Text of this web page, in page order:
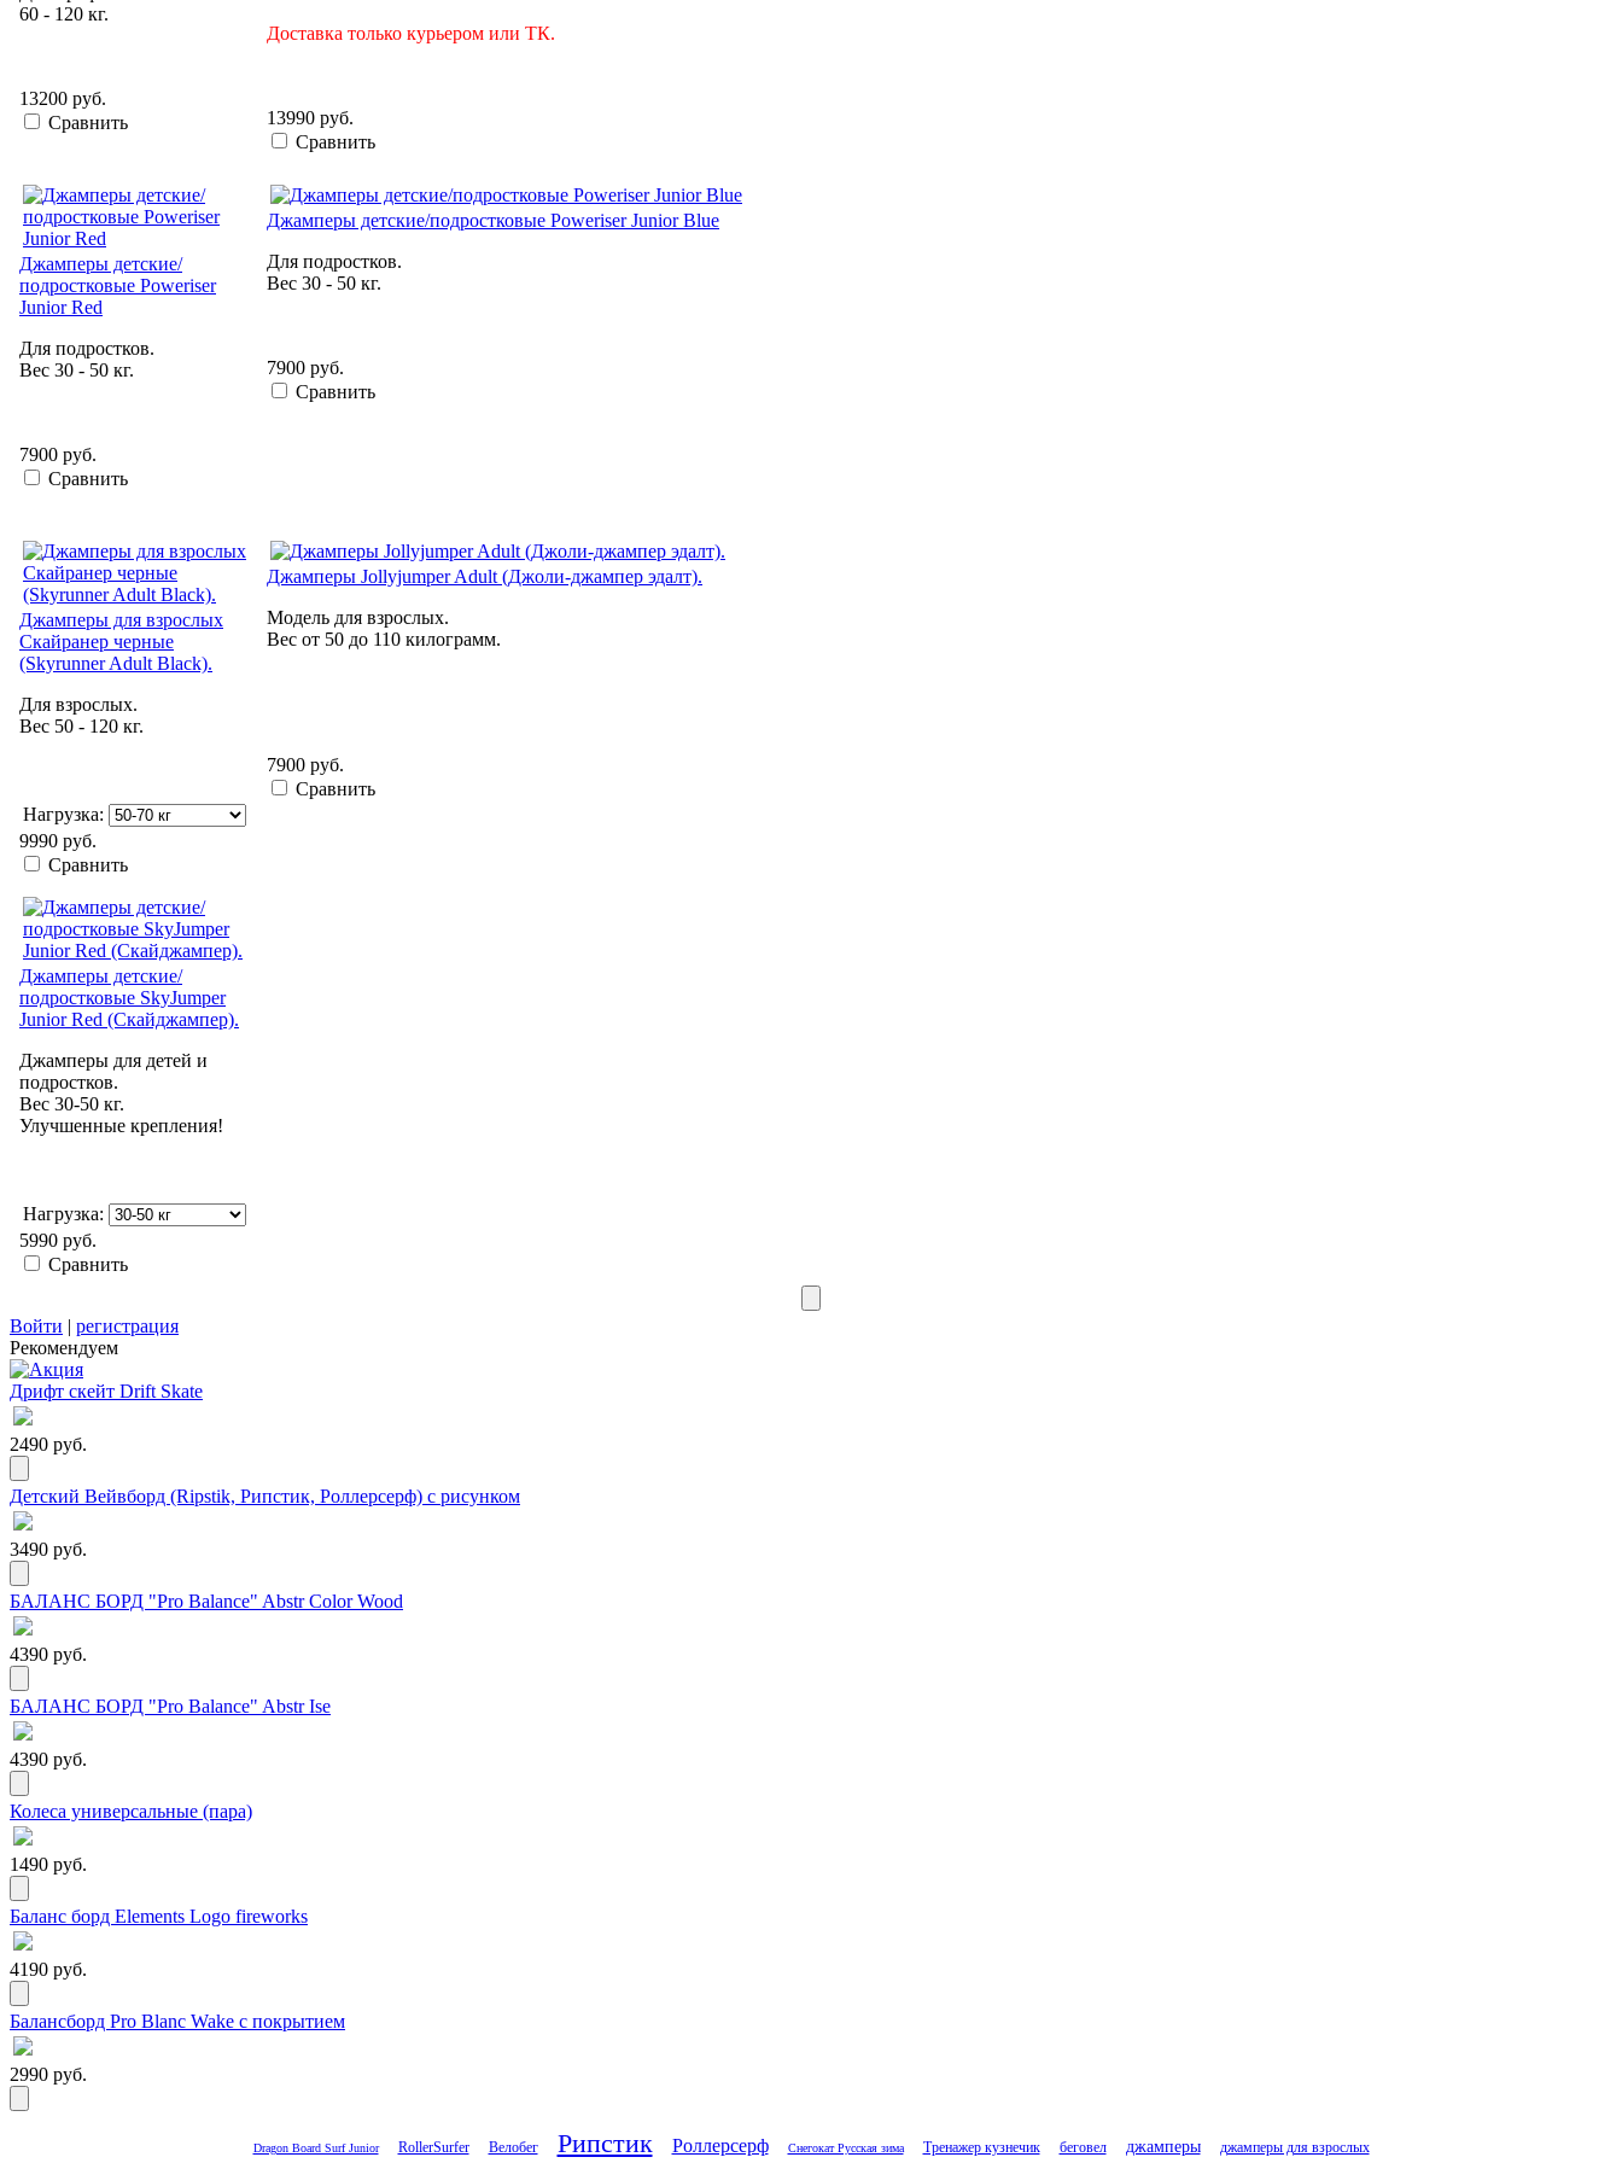
60 - 120 кг.
13200 руб.
Сравнить
Доставка только курьером или ТК.
13990 руб.
Сравнить
Джамперы детские/
подростковые Poweriser
Junior Red
Для подростков.
Вес 30 - 50 кг.
7900 руб.
Сравнить
Джамперы детские/подростковые Poweriser Junior Blue
Для подростков.
Вес 30 - 50 кг.
7900 руб.
Сравнить
Джамперы для взрослых
Скайранер черные
(Skyrunner Adult Black).
Для взрослых.
Вес 50 - 120 кг.
Нагрузка:
9990 руб.
Сравнить
Джамперы Jollyjumper Adult (Джоли-джампер эдалт).
Модель для взрослых.
Вес от 50 до 110 килограмм.
7900 руб.
Сравнить
Джамперы детские/
подростковые SkyJumper
Junior Red (Скайджампер).
Джамперы для детей и
подростков.
Вес 30-50 кг.
Улучшенные крепления!
Нагрузка:
5990 руб.
Сравнить
Войти | регистрация
Рекомендуем
Дрифт скейт Drift Skate
2490 руб.
Детский Вейвборд (Ripstik, Рипстик, Роллерсерф) с рисунком
3490 руб.
БАЛАНС БОРД "Pro Balance" Abstr Color Wood
4390 руб.
БАЛАНС БОРД "Pro Balance" Abstr Ise
4390 руб.
Колеса универсальные (пара)
1490 руб.
Баланс борд Elements Logo fireworks
4190 руб.
Балансборд Pro Blanc Wake с покрытием
2990 руб.
Dragon Board Surf Junior RollerSurfer Велобег Рипстик Роллерсерф Снегокат Русская зима Тренажер кузнечик беговел джамперы джамперы для взрослых